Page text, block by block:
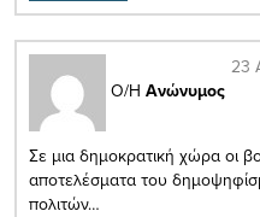
Ο/Η Ανώνυμος
23
Σε μια δημοκρατική χώρα οι
αποτελέσματα του
πολιτών…